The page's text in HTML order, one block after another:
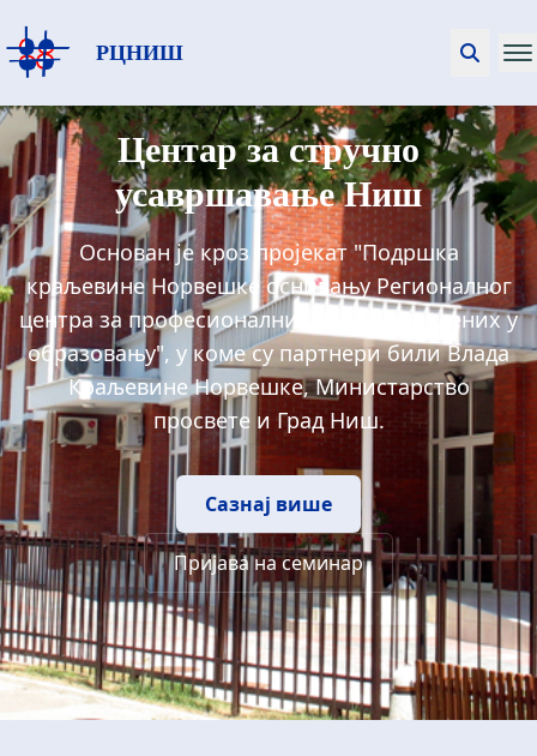
РЦНИШ
Центар за стручно
усавршавање Ниш
Основан је кроз пројекат "Подршка
краљевине Норвешке оснивању Регионалног
центра за професионални развој запослених у
образовању", у коме су партнери били Влада
Краљевине Норвешке, Министарство
просвете и Град Ниш.
Сазнај више
Пријава на семинар